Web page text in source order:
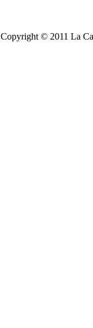
Copyright © 2011 La